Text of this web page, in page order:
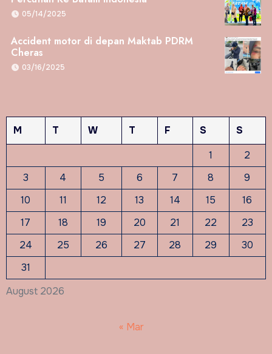
05/14/2025
Accident motor di depan Maktab PDRM
Cheras
03/16/2025
August 2026
M T W T F S
S
1
2
3
4 5 6 7 8
9
10
11 12 13 14 15
16
17
18 19 20 21 22
23
24
25 26 27 28 29
30
31
« Mar